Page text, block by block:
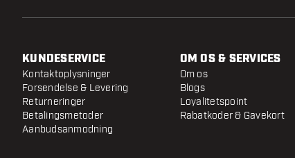
KUNDESERVICE
Kontaktoplysninger
Forsendelse & Levering
Returneringer
Betalingsmetoder
Aanbudsanmodning
OM OS & SERVICES
Om os
Blogs
Loyalitetspoint
Rabatkoder & Gavekort